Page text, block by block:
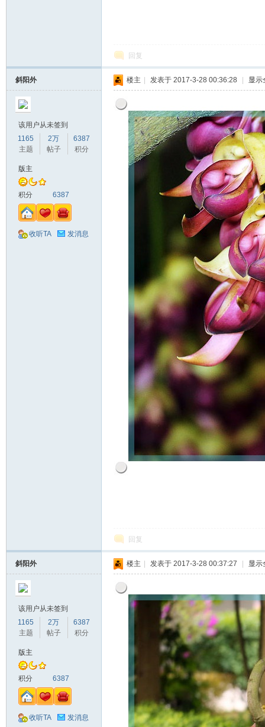
回复
斜阳外
该用户从未签到
1165
主题
2万
帖子
6387
积分
版主
积分 6387
收听TA 发消息
楼主 发表于 2017-3-28 00:36:28 显示
回复
斜阳外
该用户从未签到
1165
主题
2万
帖子
6387
积分
版主
积分 6387
收听TA 发消息
楼主 发表于 2017-3-28 00:37:27 显示